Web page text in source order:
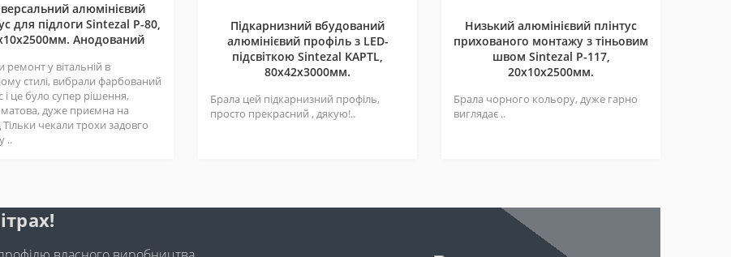
алюмінієвий
для підлоги Sintezal P-80,
Анодований
ремонт у вітальній в
стилі, вибрали фарбований
і це було супер рішення,
дуже приємна на
Тільки чекали трохи задовго
..
Підкарнизний вбудований
алюмінієвий профіль з LED-
підсвіткою Sintezal KAPTL,
80х42x3000мм.
Брала цей підкарнизний профіль,
просто прекрасний , дякую!..
Низький алюмінієвий плінтус
прихованого монтажу з тіньовим
швом Sintezal P-117,
20х10х2500мм.
Брала чорного кольору, дуже гарно
виглядає ..